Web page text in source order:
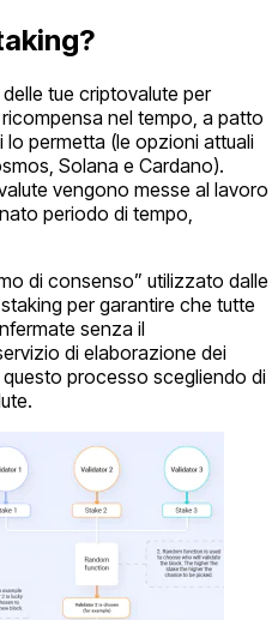
tue criptovalute per
nel tempo, a patto
permetta (le opzioni attuali
Solana e Cardano).
vengono messe al lavoro
periodo di tempo,
di consenso” utilizzato dalle
per garantire che tutte
senza il
di elaborazione dei
processo scegliendo di